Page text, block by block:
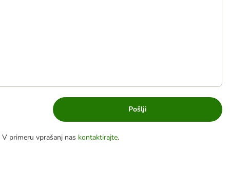
Pošlji
primeru vprašanj nas kontaktirajte.